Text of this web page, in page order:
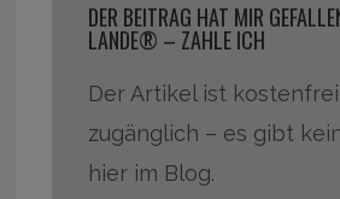
DER BEITRAG HAT MIR
LANDE® – ZAHLE ICH
Der Artikel ist kostenfrei
zugänglich – es gibt
hier im Blog.